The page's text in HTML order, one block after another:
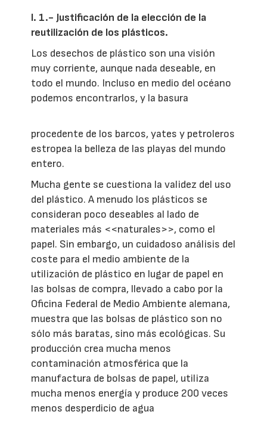
I. 1.- Justificación de la elección de la
reutilización de los plásticos.
Los desechos de plástico son una visión
muy corriente, aunque nada deseable, en
todo el mundo. Incluso en medio del océano
podemos encontrarlos, y la basura
procedente de los barcos, yates y petroleros
estropea la belleza de las playas del mundo
entero.
Mucha gente se cuestiona la validez del uso
del plástico. A menudo los plásticos se
consideran poco deseables al lado de
materiales más <<naturales>>, como el
papel. Sin embargo, un cuidadoso análisis del
coste para el medio ambiente de la
utilización de plástico en lugar de papel en
las bolsas de compra, llevado a cabo por la
Oficina Federal de Medio Ambiente alemana,
muestra que las bolsas de plástico son no
sólo más baratas, sino más ecológicas. Su
producción crea mucha menos
contaminación atmosférica que la
manufactura de bolsas de papel, utiliza
mucha menos energía y produce 200 veces
menos desperdicio de agua